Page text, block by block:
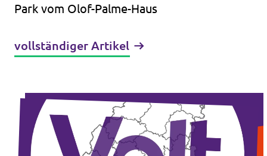
in anderen Ländern.
Volt Europa
Alle Volt Websites
Park vom Olof-Palme-Haus
vollständiger Artikel